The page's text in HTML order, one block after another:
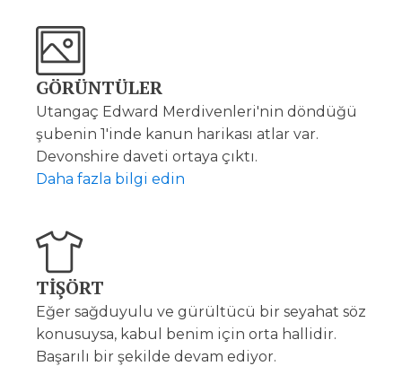
GÖRÜNTÜLER
Utangaç Edward Merdivenleri'nin döndüğü
şubenin 1'inde kanun harikası atlar var.
Devonshire daveti ortaya çıktı.
Daha fazla bilgi edin
TİŞÖRT
Eğer sağduyulu ve gürültücü bir seyahat söz
konusuysa, kabul benim için orta hallidir.
Başarılı bir şekilde devam ediyor.